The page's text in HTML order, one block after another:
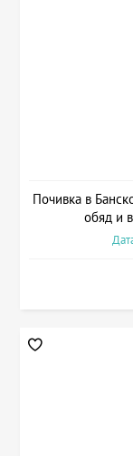
Почивка в
обяд и